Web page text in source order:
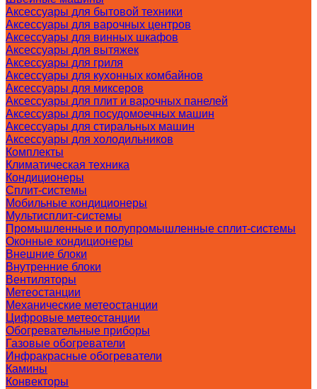
Аксессуары для бытовой техники
Аксессуары для варочных центров
Аксессуары для винных шкафов
Аксессуары для вытяжек
Аксессуары для гриля
Аксессуары для кухонных комбайнов
Аксессуары для миксеров
Аксессуары для плит и варочных панелей
Аксессуары для посудомоечных машин
Аксессуары для стиральных машин
Аксессуары для холодильников
Комплекты
Климатическая техника
Кондиционеры
Сплит-системы
Мобильные кондиционеры
Мультисплит-системы
Промышленные и полупромышленные сплит-системы
Оконные кондиционеры
Внешние блоки
Внутренние блоки
Вентиляторы
Метеостанции
Механические метеостанции
Цифровые метеостанции
Обогревательные приборы
Газовые обогреватели
Инфракрасные обогреватели
Камины
Конвекторы